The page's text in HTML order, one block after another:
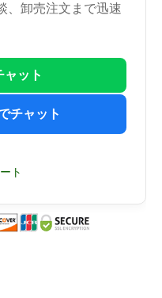
、卸売注文まで迅速
ット
チャット
ト